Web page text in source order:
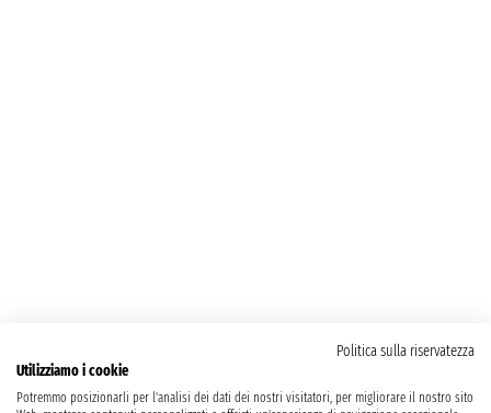
Politica sulla riservatezza
Utilizziamo i cookie
Potremmo posizionarli per l'analisi dei dati dei nostri visitatori, per migliorare il nostro sito